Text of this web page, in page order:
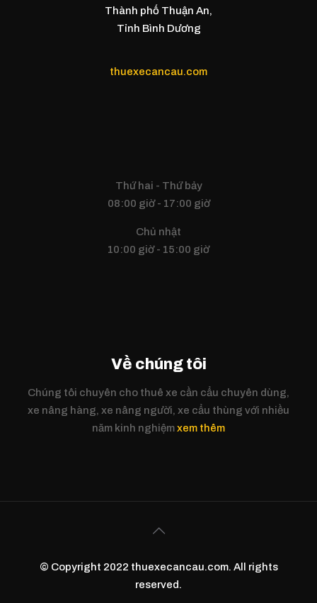
Thành phố Thuận An,
Tỉnh Bình Dương
thuexecancau.com
Thứ hai - Thứ bảy
08:00 giờ - 17:00 giờ
Chủ nhật
10:00 giờ - 15:00 giờ
Về chúng tôi
Chúng tôi chuyên cho thuê xe cần cẩu chuyên dùng,
xe nâng hàng, xe nâng người, xe cẩu thùng với nhiều
năm kinh nghiệmxem thêm
© Copyright 2022 thuexecancau.com. All rights
reserved.